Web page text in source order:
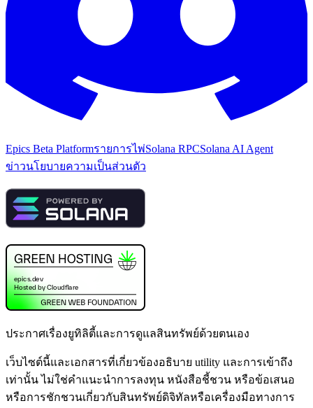
Epics Beta Platformรายการไพ่Solana RPCSolana AI Agent
ข่าวนโยบายความเป็นส่วนตัว
ประกาศเรื่องยูทิลิตี้และการดูแลสินทรัพย์ด้วยตนเอง
เว็บไซต์นี้และเอกสารที่เกี่ยวข้องอธิบาย utility และการเข้าถึง
เท่านั้น ไม่ใช่คำแนะนำการลงทุน หนังสือชี้ชวน หรือข้อเสนอ
หรือการชักชวนเกี่ยวกับสินทรัพย์ดิจิทัลหรือเครื่องมือทางการ